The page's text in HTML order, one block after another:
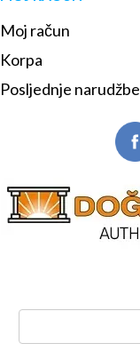
Moj račun
Korpa
Posljednje narudžbe